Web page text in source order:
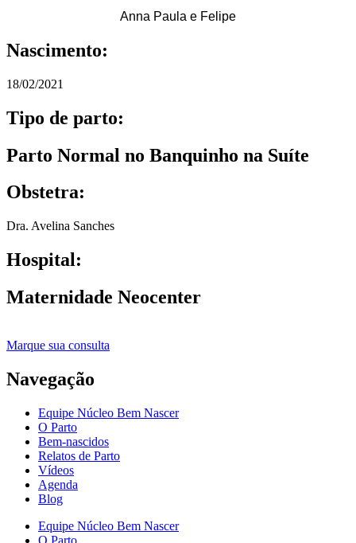
Anna Paula e Felipe
Nascimento:
18/02/2021
Tipo de parto:
Parto Normal no Banquinho na Suíte
Obstetra:
Dra. Avelina Sanches
Hospital:
Maternidade Neocenter
Marque sua consulta
Navegação
Equipe Núcleo Bem Nascer
O Parto
Bem-nascidos
Relatos de Parto
Vídeos
Agenda
Blog
Equipe Núcleo Bem Nascer
O Parto